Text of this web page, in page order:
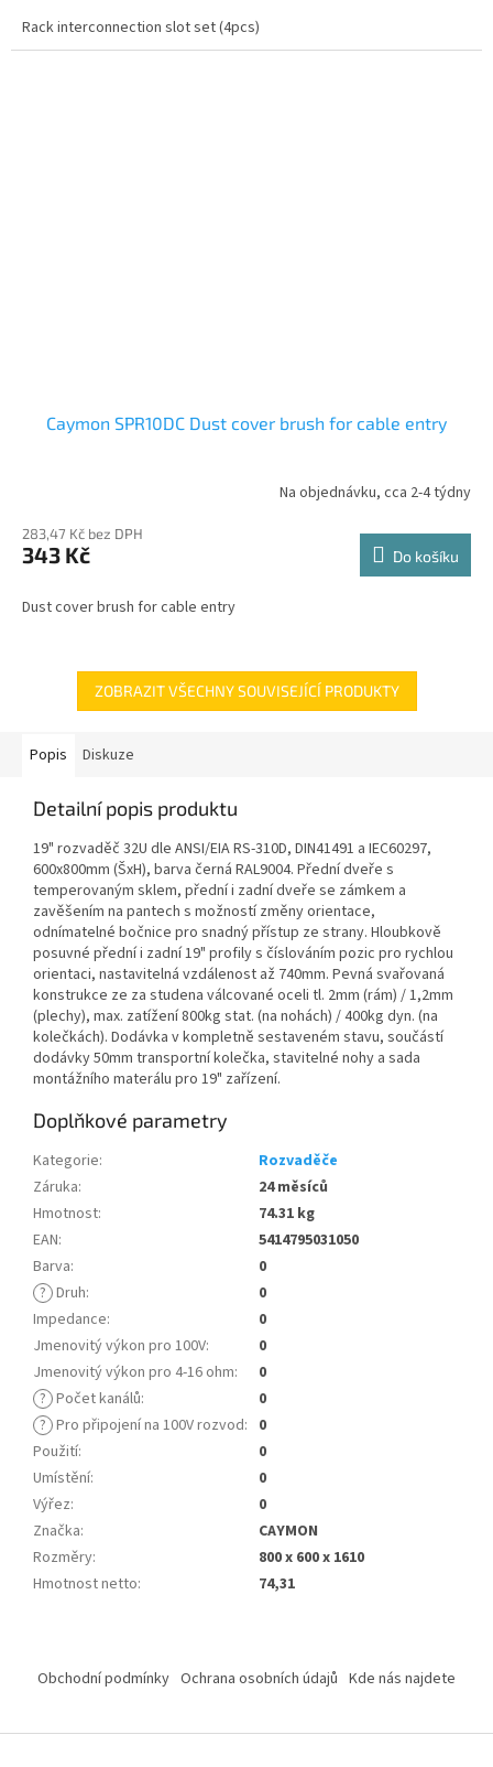
Rack interconnection slot set (4pcs)
Caymon SPR10DC Dust cover brush for cable entry
Na objednávku, cca 2-4 týdny
283,47 Kč bez DPH
343 Kč Do košíku
Dust cover brush for cable entry
ZOBRAZIT VŠECHNY SOUVISEJÍCÍ PRODUKTY
Popis Diskuze
Detailní popis produktu
19" rozvaděč 32U dle ANSI/EIA RS-310D, DIN41491 a IEC60297,
600x800mm (ŠxH), barva černá RAL9004. Přední dveře s
temperovaným sklem, přední i zadní dveře se zámkem a
zavěšením na pantech s možností změny orientace,
odnímatelné bočnice pro snadný přístup ze strany. Hloubkově
posuvné přední i zadní 19" profily s číslováním pozic pro rychlou
orientaci, nastavitelná vzdálenost až 740mm. Pevná svařovaná
konstrukce ze za studena válcované oceli tl. 2mm (rám) / 1,2mm
(plechy), max. zatížení 800kg stat. (na nohách) / 400kg dyn. (na
kolečkách). Dodávka v kompletně sestaveném stavu, součástí
dodávky 50mm transportní kolečka, stavitelné nohy a sada
montážního materálu pro 19" zařízení.
Doplňkové parametry
Kategorie:
Rozvaděče
Záruka:
24 měsíců
Hmotnost:
74.31 kg
EAN:
5414795031050
Barva:
0
? Druh:
0
Impedance:
0
Jmenovitý výkon pro 100V:
0
Jmenovitý výkon pro 4-16 ohm:
0
? Počet kanálů:
0
? Pro připojení na 100V rozvod: 0
Použití:
0
Umístění:
0
Výřez:
0
Značka:
CAYMON
Rozměry:
800 x 600 x 1610
Hmotnost netto: 74,31
Obchodní podmínky Ochrana osobních údajů Kde nás najdete